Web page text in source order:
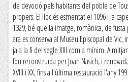
de devoció pels habitants del poble de
propers. El lloc és esmentat el 1096 i la
1329, bé que la imatge, romànica, de
ara es conserva al Museu Episcopal de Vic,
ja a la fi del segle XIII com a mínim. A
fou reconstruïda per Joan Nasich, i
XVIII i XX, fins a l'última restauració l'any